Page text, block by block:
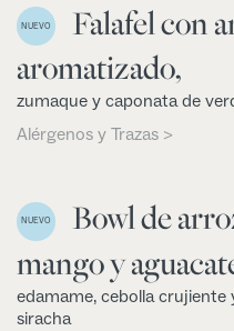
NUEVO
Falafel con
aromatizado,
zumaque y caponata de
Alérgenos y Trazas >
NUEVO
Bowl de
mango y
edamame, cebolla crujiente
siracha